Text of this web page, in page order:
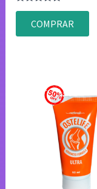
Valorado
4.75
de 5
COMPRAR